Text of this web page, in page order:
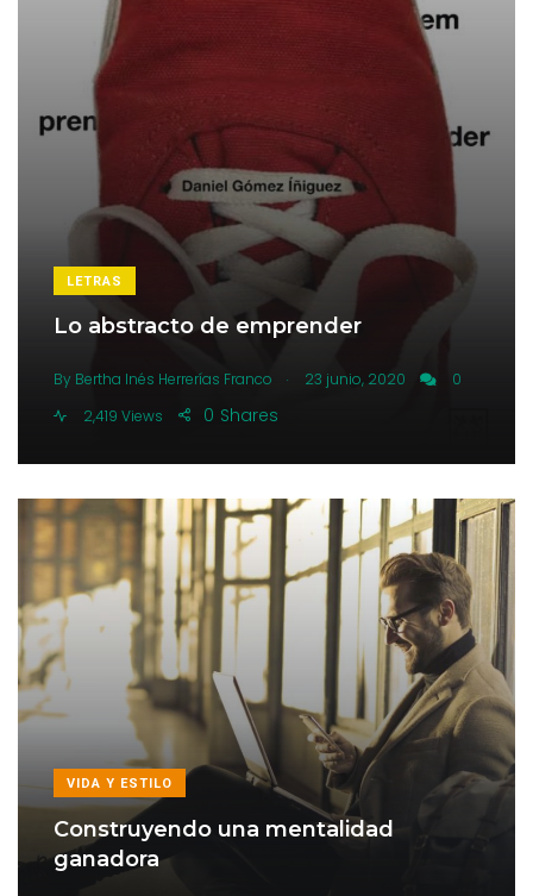
LETRAS
Lo abstracto de emprender
By Bertha Inés Herrerías Franco . 23 junio, 2020
0
2,419 Views
Shares
0
VIDA Y ESTILO
Construyendo una mentalidad
ganadora